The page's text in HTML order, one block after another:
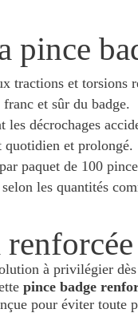
pince
tractions et torsions
et sûr du badge.
les décrochages
et prolongé.
paquet de 100
les quantités
à privilégier
pince badge
pour éviter toute